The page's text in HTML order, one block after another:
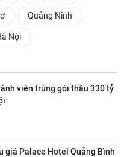
Quảng Ninh
Nội
viên trúng gói thầu 330 tỷ
giá Palace Hotel Quảng Bình